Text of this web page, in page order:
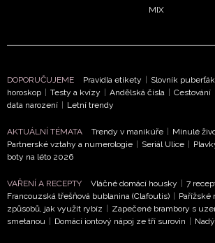
potvrzujete, že jste se seznámili se
Vašimi údaji pracovat zejména k
Chcete navíc dostávat i další zajímavé a
informace od našich partnerů? Pokud
soukromí BurdaMedia Extra s.r.o.,
MIX
DOPORUČUJEME Pravidla etikety Slovník
horoskop
Testy a kvízy Andělská čísla Cestování
data narození
Letní trendy
AKTUÁLNÍ TÉMATA Trendy v manikúře Minulé
Partnerské vztahy a numerologie
Seriál Ulice
boty na léto 2026
VAŘENÍ A RECEPTY Vláčné domácí housky 7
Francouzská třešňová bublanina (Clafoutis)
Pařížské
způsobů, jak využít rybíz
Zapečené brambory s
smetanou
Domácí iontový nápoj ze tří surovin